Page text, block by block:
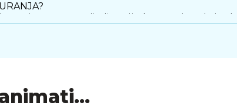
jamstva ne vrijedi za sljedeće proizvode i
ratnih operacija ili ratu sličnih
dijelova koji su pokriveni jamstvom